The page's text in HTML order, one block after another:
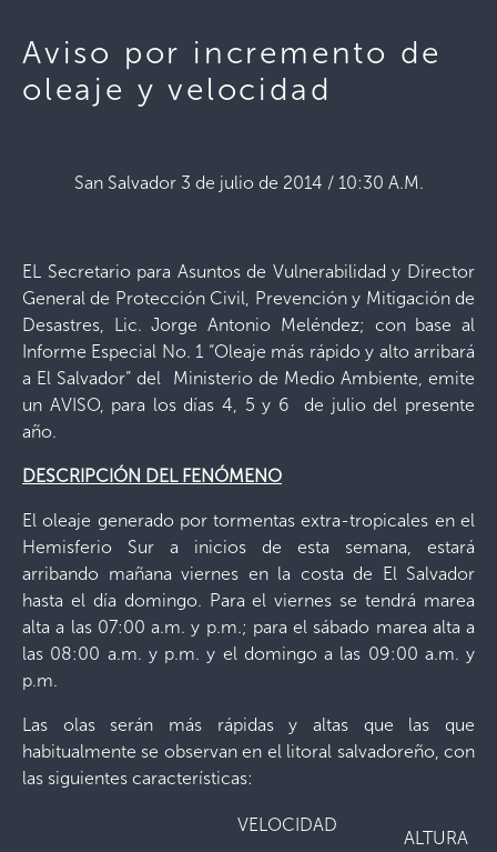
Aviso por incremento de
oleaje y velocidad
San Salvador 3 de julio de 2014 / 10:30 A.M.
EL Secretario para Asuntos de Vulnerabilidad y Director
General de Protección Civil, Prevención y Mitigación de
Desastres, Lic. Jorge Antonio Meléndez; con base al
Informe Especial No. 1 “Oleaje más rápido y alto arribará
a El Salvador” del Ministerio de Medio Ambiente, emite
un AVISO, para los días 4, 5 y 6 de julio del presente
año.
DESCRIPCIÓN DEL FENÓMENO
El oleaje generado por tormentas extra-tropicales en el
Hemisferio Sur a inicios de esta semana, estará
arribando mañana viernes en la costa de El Salvador
hasta el día domingo. Para el viernes se tendrá marea
alta a las 07:00 a.m. y p.m.; para el sábado marea alta a
las 08:00 a.m. y p.m. y el domingo a las 09:00 a.m. y
p.m.
Las olas serán más rápidas y altas que las que
habitualmente se observan en el litoral salvadoreño, con
las siguientes características:
VELOCIDAD
ALTURA